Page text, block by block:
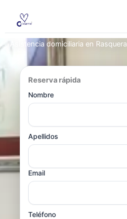
contenido
Asistencia domiciliaria en Rasquera
Reserva rápida
Nombre
Apellidos
Email
Teléfono